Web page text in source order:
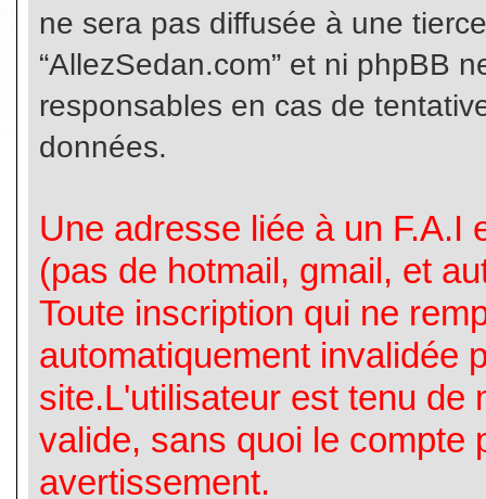
ne sera pas diffusée à une
“AllezSedan.com” et ni phpBB
responsables en cas de
données.
Une adresse liée à un F.A.I
(pas de hotmail, gmail, et
Toute inscription qui ne
automatiquement invalidée
site.L'utilisateur est tenu de
valide, sans quoi le compte
avertissement.